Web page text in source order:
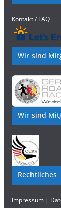
Kontakt / FAQ
Wir sind
Wir sind
Rechtliches
Impressum|